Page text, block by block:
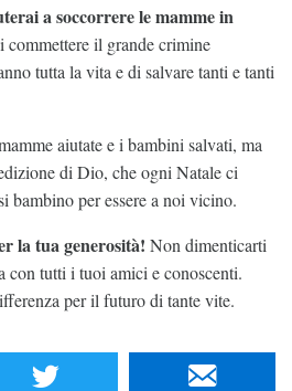
a soccorrere le mamme in
commettere il grande crimine
tutta la vita e di salvare tanti e tanti
aiutate e i bambini salvati, ma
di Dio, che ogni Natale ci
bambino per essere a noi vicino.
la tua generosità! Non dimenticarti
con tutti i tuoi amici e conoscenti.
per il futuro di tante vite.